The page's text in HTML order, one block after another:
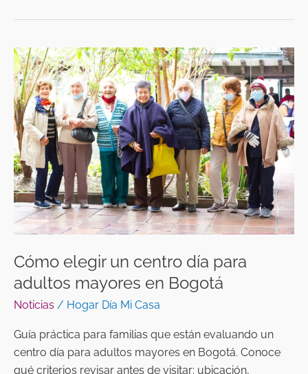
Cómo elegir un centro día para
adultos mayores en Bogotá
Noticias / Hogar Día Mi Casa
Guía práctica para familias que están evaluando un
centro día para adultos mayores en Bogotá. Conoce
qué criterios revisar antes de visitar: ubicación,
Cómo
elegir
un
centro
día
para
adultos
mayores
en
Bogotá